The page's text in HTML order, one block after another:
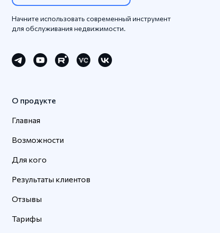
Начните использовать современный инструмент
для обслуживания недвижимости.
О продукте
Главная
Возможности
Для кого
Результаты клиентов
Отзывы
Тарифы